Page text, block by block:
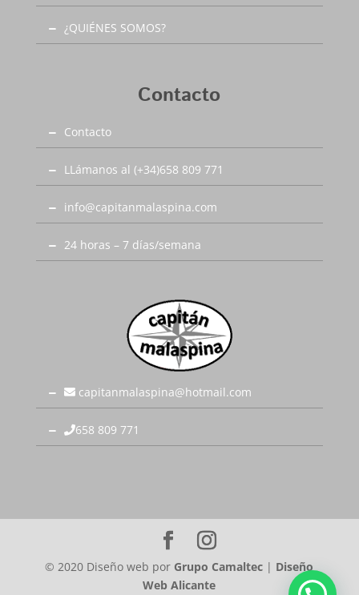
¿QUIÉNES SOMOS?
Contacto
Contacto
LLámanos al (+34)658 809 771
info@capitanmalaspina.com
24 horas – 7 días/semana
capitanmalaspina@hotmail.com
658 809 771
© 2020 Diseño web por Grupo Camaltec | Diseño
Web Alicante